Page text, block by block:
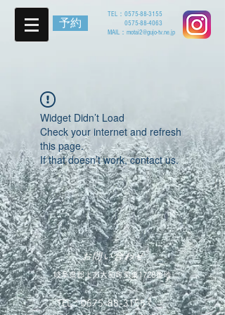
予約
TEL： 0575-88-3155
0575-88-4063
MAIL： motai2@gujo-tv.ne.jp
Widget Didn’t Load
Check your internet and refresh
this page.
If that doesn’t work, contact us.
お問い合わせ
岐阜県郡上市大和町栗巣1728番地
TEL：0575-88-3155